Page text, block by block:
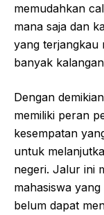
memudahkan
mana saja dan
yang terjangkau
banyak
Dengan
memiliki peran
kesempatan
untuk
negeri. Jalur ini
mahasiswa
belum dapat